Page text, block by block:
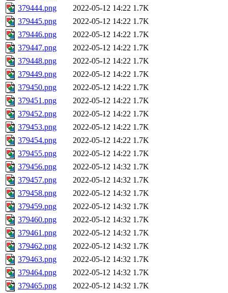
379444.png
2022-05-12 14:22 1.7K
379445.png
2022-05-12 14:22 1.7K
379446.png
2022-05-12 14:22 1.7K
379447.png
2022-05-12 14:22 1.7K
379448.png
2022-05-12 14:22 1.7K
379449.png
2022-05-12 14:22 1.7K
379450.png
2022-05-12 14:22 1.7K
379451.png
2022-05-12 14:22 1.7K
379452.png
2022-05-12 14:22 1.7K
379453.png
2022-05-12 14:22 1.7K
379454.png
2022-05-12 14:22 1.7K
379455.png
2022-05-12 14:22 1.7K
379456.png
2022-05-12 14:32 1.7K
379457.png
2022-05-12 14:32 1.7K
379458.png
2022-05-12 14:32 1.7K
379459.png
2022-05-12 14:32 1.7K
379460.png
2022-05-12 14:32 1.7K
379461.png
2022-05-12 14:32 1.7K
379462.png
2022-05-12 14:32 1.7K
379463.png
2022-05-12 14:32 1.7K
379464.png
2022-05-12 14:32 1.7K
379465.png
2022-05-12 14:32 1.7K